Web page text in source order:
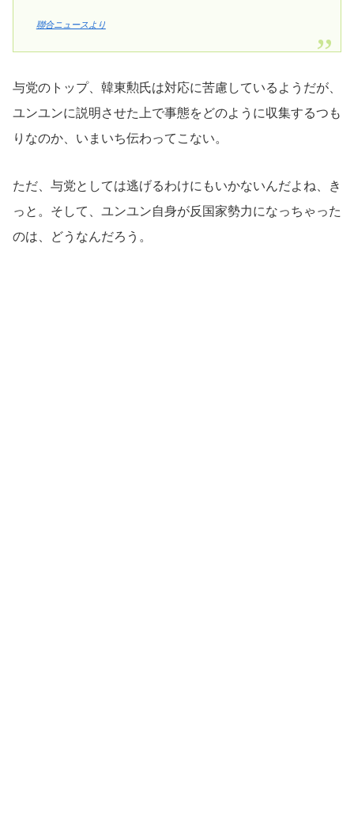
聯合ニュースより
与党のトップ、韓東勲氏は対応に苦慮しているようだが、
ユンユンに説明させた上で事態をどのように収集するつも
りなのか、いまいち伝わってこない。
ただ、与党としては逃げるわけにもいかないんだよね、き
っと。そして、ユンユン自身が反国家勢力になっちゃった
のは、どうなんだろう。